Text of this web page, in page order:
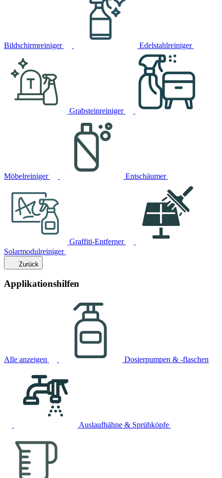
Bildschirmreiniger Edelstahlreiniger
Grabsteinreiniger
Möbelreiniger Entschäumer
Graffiti-Entferner
Solarmodulreiniger
Zurück
Applikationshilfen
Alle anzeigen Dosierpumpen & -flaschen
Auslaufhähne & Sprühköpfe